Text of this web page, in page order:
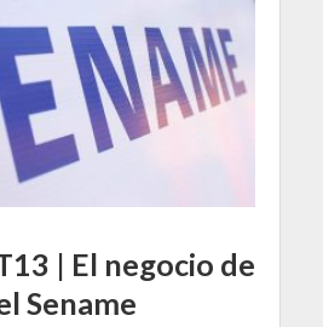
| El negocio de
Sename